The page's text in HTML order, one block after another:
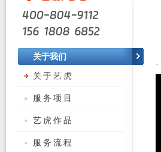
关于我们
关于艺虎
服务项目
艺虎作品
服务流程